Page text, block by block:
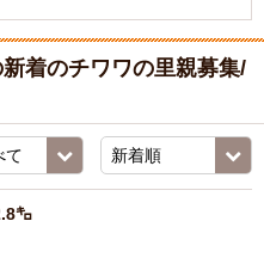
着のチワワの里親募集/
㌔